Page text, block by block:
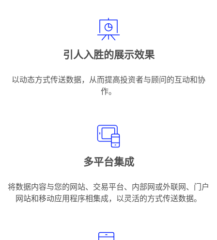
引人入胜的展示效果
以动态方式传送数据，从而提高投资者与顾问的互动和协
作。
多平台集成
将数据内容与您的网站、交易平台、内部网或外联网、门户
网站和移动应用程序相集成，以灵活的方式传送数据。